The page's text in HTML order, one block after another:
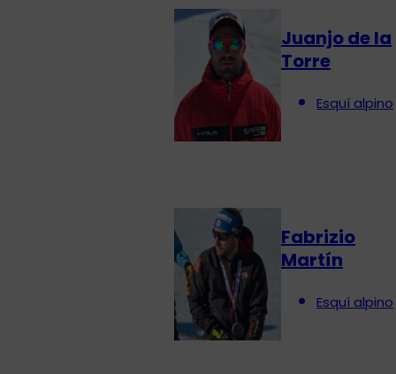
Juanjo de la
Torre
Esquí alpino
Fabrizio
Martín
Esquí alpino